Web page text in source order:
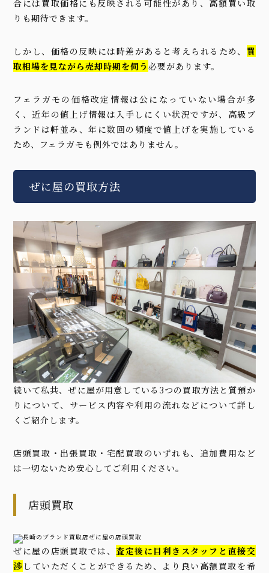
合には買取価格にも反映される可能性があり、高額買い取
りも期待できます。
しかし、価格の反映には時差があると考えられるため、 買
取相場を見ながら売却時期を伺う必要があります。
フェラガモの価格改定情報は公になっていない場合が多
く、近年の値上げ情報は入手しにくい状況ですが、高級ブ
ランドは軒並み、年に数回の頻度で値上げを実施している
ため、フェラガモも例外ではありません。
ぜに屋の買取方法
続いて私共、ぜに屋が用意している3つの買取方法と質預か
りについて、サービス内容や利用の流れなどについて詳し
くご紹介します。
店頭買取・出張買取・宅配買取のいずれも、追加費用など
は一切ないため安心してご利用ください。
店頭買取
ぜに屋の店頭買取では、 査定後に目利きスタッフと直接交
渉 していただくことができるため、より良い高額買取を希